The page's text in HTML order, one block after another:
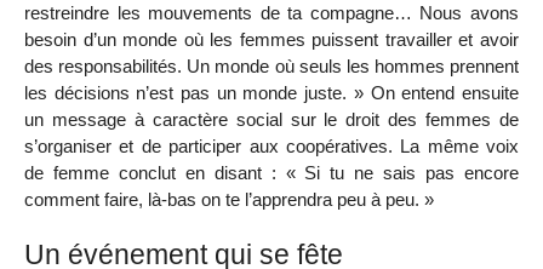
restreindre les mouvements de ta compagne… Nous avons
besoin d’un monde où les femmes puissent travailler et avoir
des responsabilités. Un monde où seuls les hommes prennent
les décisions n’est pas un monde juste. » On entend ensuite
un message à caractère social sur le droit des femmes de
s’organiser et de participer aux coopératives. La même voix
de femme conclut en disant : « Si tu ne sais pas encore
comment faire, là-bas on te l’apprendra peu à peu. »
Un événement qui se fête